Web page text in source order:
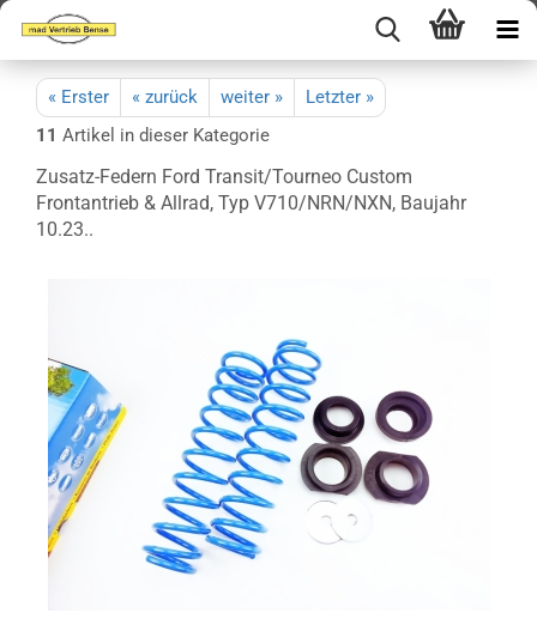
« Erster « zurück weiter »
Letzter »
11 Artikel in dieser Kategorie
Zusatz-Federn Ford Transit/Tourneo Custom
Frontantrieb & Allrad, Typ V710/NRN/NXN, Baujahr
10.23..